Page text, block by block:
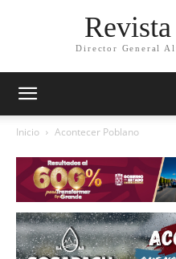
Director General
Inicio Acontecer Poblano